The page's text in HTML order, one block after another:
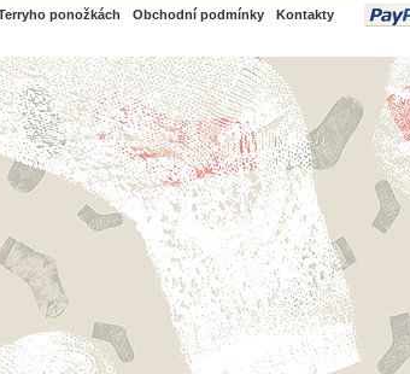
ponožkách Obchodní podmínky Kontakty
PayPal